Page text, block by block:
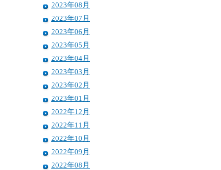
2023年08月
2023年07月
2023年06月
2023年05月
2023年04月
2023年03月
2023年02月
2023年01月
2022年12月
2022年11月
2022年10月
2022年09月
2022年08月